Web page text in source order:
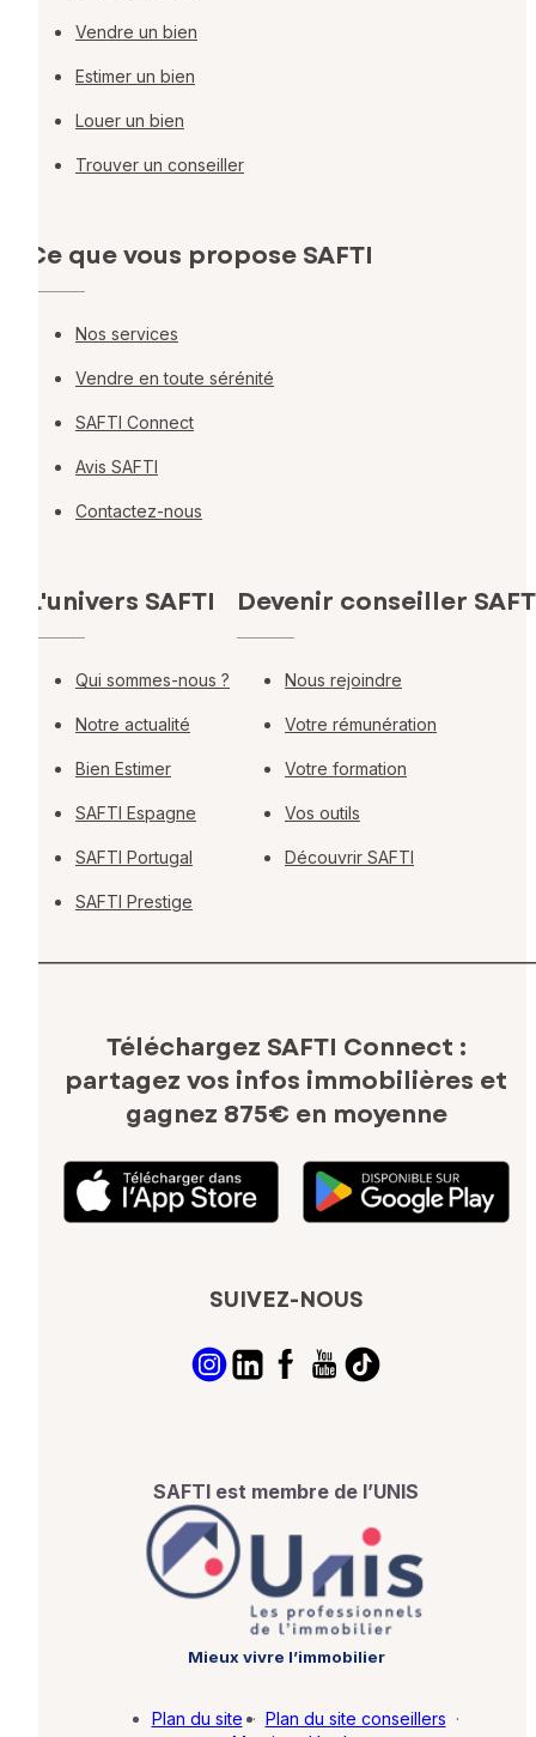
Vendre un bien
Estimer un bien
Louer un bien
Trouver un conseiller
Ce que vous propose SAFTI
Nos services
Vendre en toute sérénité
SAFTI Connect
Avis SAFTI
Contactez-nous
L'univers SAFTI
Qui sommes-nous ?
Notre actualité
Bien Estimer
SAFTI Espagne
SAFTI Portugal
SAFTI Prestige
Devenir conseiller
Nous rejoindre
Votre rémunération
Votre formation
Vos outils
Découvrir SAFTI
Téléchargez SAFTI Connect :
partagez vos infos immobilières et
gagnez 875€ en moyenne
SUIVEZ-NOUS
SAFTI est membre de l’UNIS
Mieux vivre l’immobilier
Plan du site · Plan du site conseillers ·